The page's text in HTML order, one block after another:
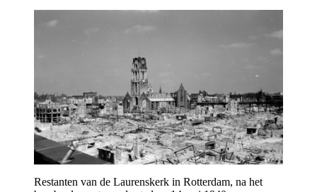
Restanten van de Laurenskerk in Rotterdam, na het